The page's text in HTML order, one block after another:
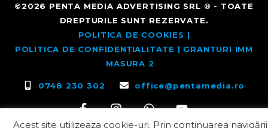
©2026 PENTA MEDIA ADVERTISING SRL ® - TOATE
DREPTURILE SUNT REZERVATE.
POLITICA DE COOKIES |
POLITICA DE CONFIDENȚIALITATE | GRANTURI IMM
MASURA 2
0748 230 302 office@pentamedia.ro
Acest site utilizeaza cookie-uri. Prin continuarea navigării